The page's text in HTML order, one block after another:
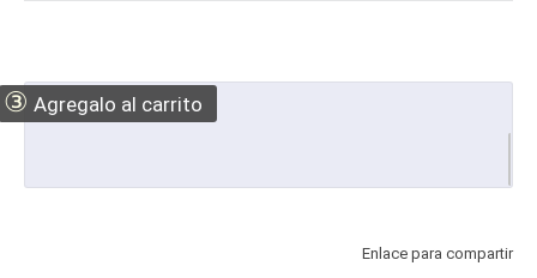
③ Agregalo al carrito
Enlace para compartir